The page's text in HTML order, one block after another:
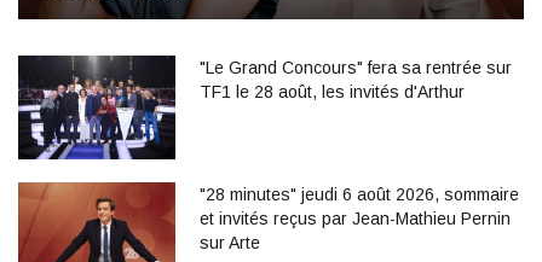
"Le Grand Concours" fera sa rentrée sur
TF1 le 28 août, les invités d'Arthur
"28 minutes" jeudi 6 août 2026, sommaire
et invités reçus par Jean-Mathieu Pernin
sur Arte